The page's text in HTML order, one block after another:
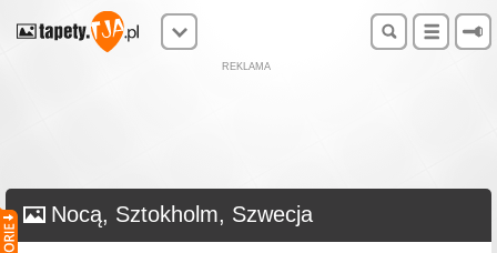
REKLAMA
Nocą, Sztokholm, Szwecja